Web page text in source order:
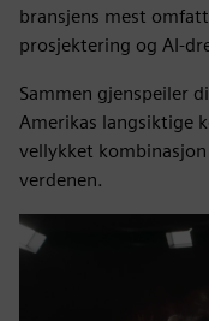
bransjens mest
prosjektering og AI-
Sammen gjenspeiler
Amerikas langsiktige
vellykket
verdenen.